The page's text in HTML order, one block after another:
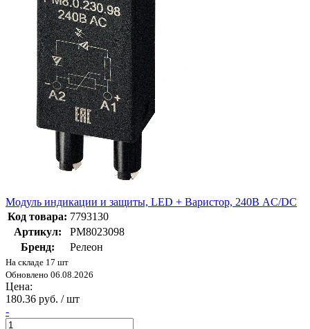
Модуль индикации и защиты, LED + Варистор, 240В AC/DC
Код товара: 7793130
Артикул:
PM8023098
Бренд:
Релеон
На складе 17 шт
Обновлено 06.08.2026
Цена:
180.36 руб. / шт
-